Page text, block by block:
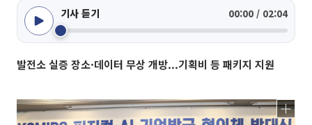
기사 듣기 00:00 / 02:04
발전소 실증 장소·데이터 무상 개방...기획비 등 패키지 지원